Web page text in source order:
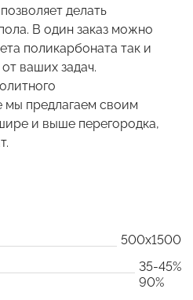
делать
В один заказ можно
поликарбоната так и
ваших задач.
мы предлагаем своим
и выше перегородка,
500x1500
35-45%
90%